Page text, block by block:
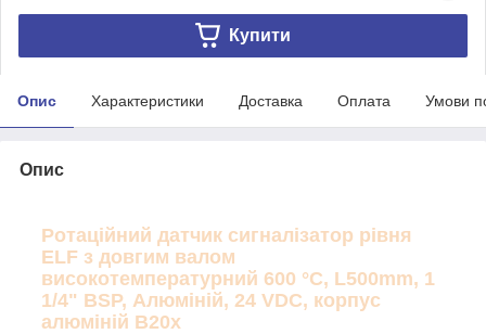
Купити
Опис Характеристики Доставка Оплата Умови
Опис
Ротаційний датчик сигналізатор рівня
ELF з довгим валом
високотемпературний 600 °C, L500mm, 1
1/4" BSP, Алюміній, 24 VDC, корпус
алюміній B20x